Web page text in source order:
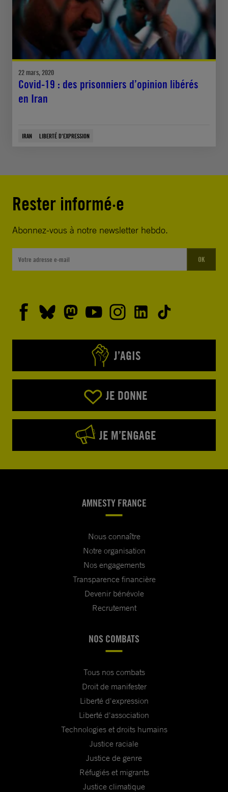
22 mars, 2020
Covid-19 : des prisonniers d’opinion libérés
en Iran
IRAN LIBERTÉ D'EXPRESSION
Rester informé·e
Abonnez-vous à notre newsletter hebdo.
OK
J’AGIS
JE DONNE
JE M’ENGAGE
AMNESTY FRANCE
Nous connaître
Notre organisation
Nos engagements
Transparence financière
Devenir bénévole
Recrutement
NOS COMBATS
Tous nos combats
Droit de manifester
Liberté d'expression
Liberté d'association
Technologies et droits humains
Justice raciale
Justice de genre
Réfugiés et migrants
Justice climatique